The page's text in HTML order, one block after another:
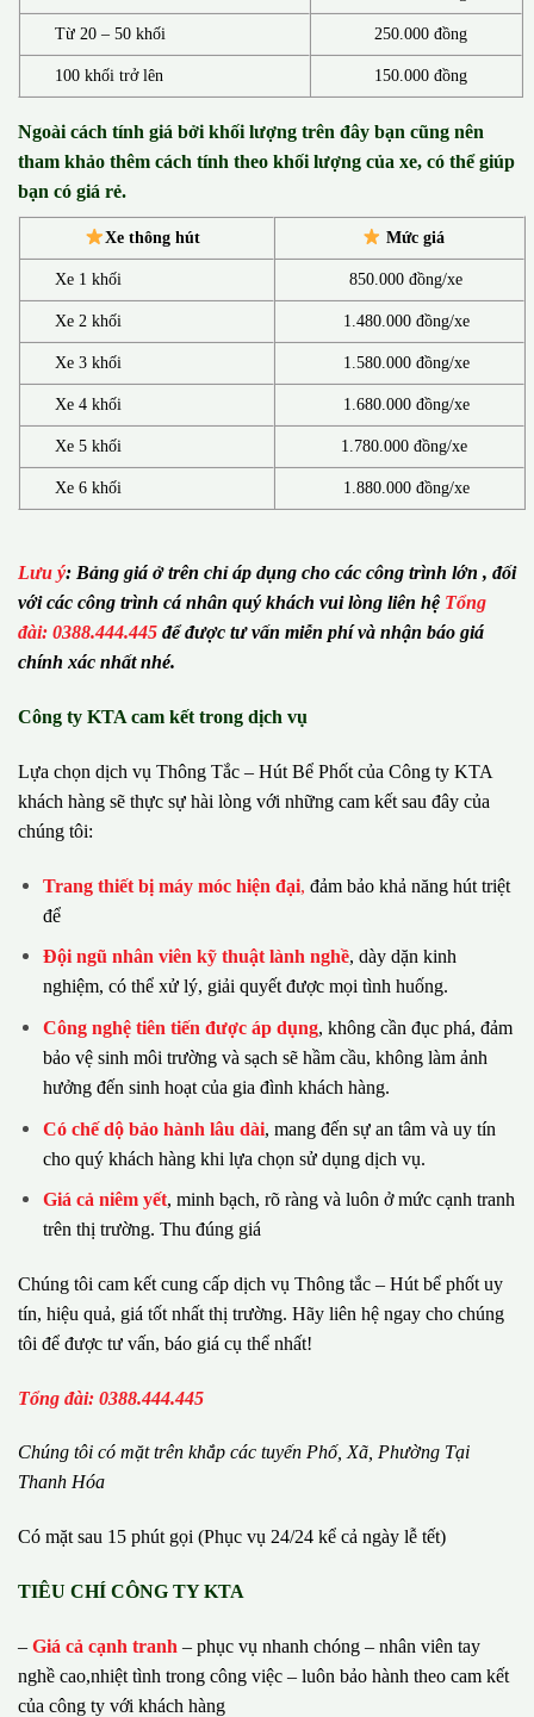
Từ 20 – 50 khối 250.000 đồng
100 khối trở lên 150.000 đồng
Ngoài cách tính giá bởi khối lượng trên đây bạn cũng nên
tham khảo thêm cách tính theo khối lượng của xe, có thể giúp
bạn có giá rẻ.
Xe thông hút Mức giá
Xe 1 khối 850.000 đồng/xe
Xe 2 khối 1.480.000 đồng/xe
Xe 3 khối 1.580.000 đồng/xe
Xe 4 khối 1.680.000 đồng/xe
Xe 5 khối 1.780.000 đồng/xe
Xe 6 khối 1.880.000 đồng/xe
Lưu ý: Bảng giá ở trên chỉ áp dụng cho các công trình lớn , đối
với các công trình cá nhân quý khách vui lòng liên hệ Tổng
đài: 0388.444.445 để được tư vấn miễn phí và nhận báo giá
chính xác nhất nhé.
Công ty KTA cam kết trong dịch vụ
Lựa chọn dịch vụ Thông Tắc – Hút Bể Phốt của Công ty KTA
khách hàng sẽ thực sự hài lòng với những cam kết sau đây của
chúng tôi:
Trang thiết bị máy móc hiện đại, đảm bảo khả năng hút triệt
để
Đội ngũ nhân viên kỹ thuật lành nghề, dày dặn kinh
nghiệm, có thể xử lý, giải quyết được mọi tình huống.
Công nghệ tiên tiến được áp dụng, không cần đục phá, đảm
bảo vệ sinh môi trường và sạch sẽ hầm cầu, không làm ảnh
hưởng đến sinh hoạt của gia đình khách hàng.
Có chế dộ bảo hành lâu dài, mang đến sự an tâm và uy tín
cho quý khách hàng khi lựa chọn sử dụng dịch vụ.
Giá cả niêm yết, minh bạch, rõ ràng và luôn ở mức cạnh tranh
trên thị trường. Thu đúng giá
Chúng tôi cam kết cung cấp dịch vụ Thông tắc – Hút bể phốt uy
tín, hiệu quả, giá tốt nhất thị trường. Hãy liên hệ ngay cho chúng
tôi để được tư vấn, báo giá cụ thể nhất!
Tổng đài: 0388.444.445
Chúng tôi có mặt trên khắp các tuyến Phố, Xã, Phường Tại
Thanh Hóa
Có mặt sau 15 phút gọi (Phục vụ 24/24 kể cả ngày lễ tết)
TIÊU CHÍ CÔNG TY KTA
– Giá cả cạnh tranh – phục vụ nhanh chóng – nhân viên tay
nghề cao,nhiệt tình trong công việc – luôn bảo hành theo cam kết
của công ty với khách hàng